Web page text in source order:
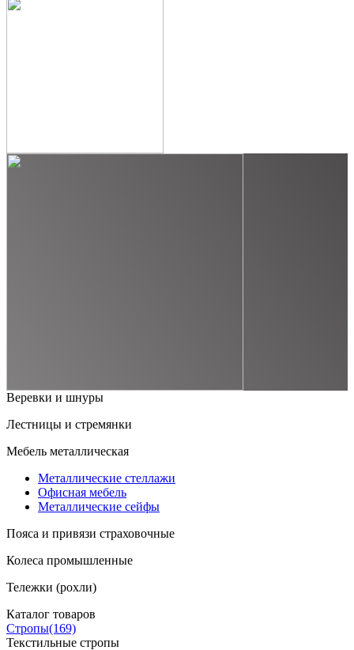
Веревки и шнуры
Лестницы и стремянки
Мебель металлическая
Металлические стеллажи
Офисная мебель
Металлические сейфы
Пояса и привязи страховочные
Колеса промышленные
Тележки (рохли)
Каталог товаров
Стропы(169)
Текстильные стропы